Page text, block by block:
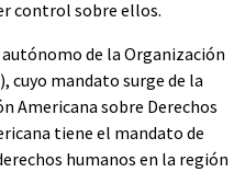
control sobre ellos.
de la Organización
cuyo mandato surge de la
Americana sobre Derechos
tiene el mandato de
humanos en la región